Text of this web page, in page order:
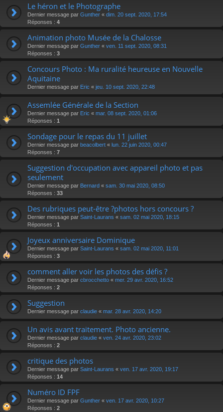
Le héron et le Photographe
Dernier message par Gunther « dim. 20 sept. 2020, 17:54
Réponses : 4
Animation photo Musée de la Chalosse
Dernier message par Gunther « ven. 11 sept. 2020, 08:31
Réponses : 3
Concours Photo : Ma ruralité heureuse en Nouvelle
Aquitaine
Dernier message par Eric « jeu. 10 sept. 2020, 22:48
Assemlée Générale de la Section
Dernier message par Eric « mar. 08 sept. 2020, 01:06
Réponses : 1
Sondage pour le repas du 11 juillet
Dernier message par beacolbert « lun. 22 juin 2020, 00:47
Réponses : 7
Suggestion d'occupation avec appareil photo et pas
seulement
Dernier message par Bernard « sam. 30 mai 2020, 08:50
Réponses : 33
Des rubriques peut-être ?photos hors concours ?
Dernier message par Saint-Laurans « sam. 02 mai 2020, 18:15
Réponses : 1
Joyeux anniversaire Dominique
Dernier message par Saint-Laurans « sam. 02 mai 2020, 11:01
Réponses : 3
comment aller voir les photos des défis ?
Dernier message par cbrocchetto « mer. 29 avr. 2020, 16:52
Réponses : 2
Suggestion
Dernier message par claudie « mar. 28 avr. 2020, 14:20
Un avis avant traitement. Photo ancienne.
Dernier message par claudie « ven. 24 avr. 2020, 23:02
Réponses : 2
critique des photos
Dernier message par Saint-Laurans « ven. 17 avr. 2020, 19:17
Réponses : 14
Numéro ID FPF
Dernier message par Gunther « ven. 17 avr. 2020, 10:27
Réponses : 2